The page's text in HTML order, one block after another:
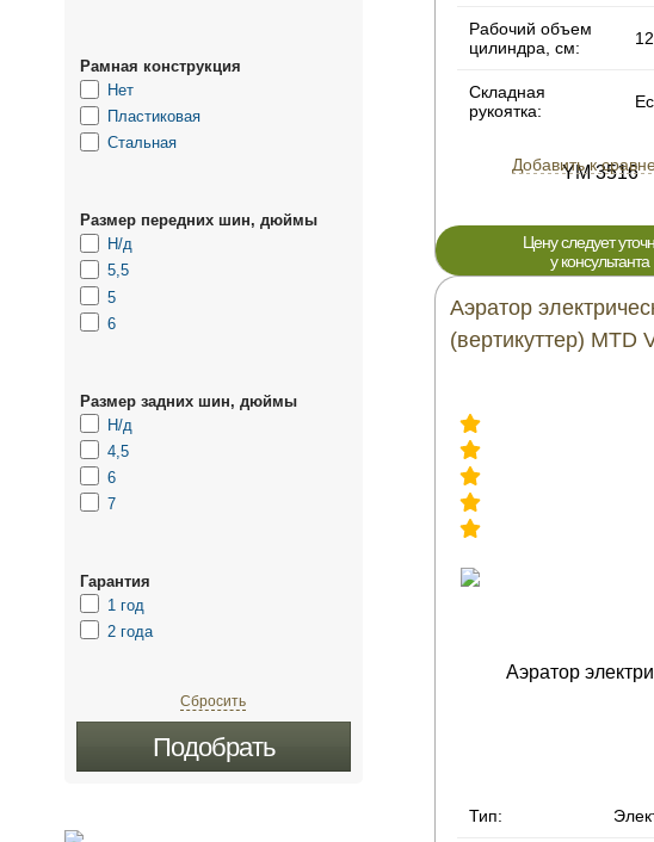
Рамная конструкция
Нет
Пластиковая
Стальная
Размер передних шин, дюймы
Н/д
5,5
5
6
Размер задних шин, дюймы
Н/д
4,5
6
7
Гарантия
1 год
2 года
Сбросить
Подобрать
Рабочий объем
цилиндра, см:
Складная
рукоятка:
Добавить к
Цену следует
у консультанта
Аэратор
(вертикуттер) MTD
Тип: